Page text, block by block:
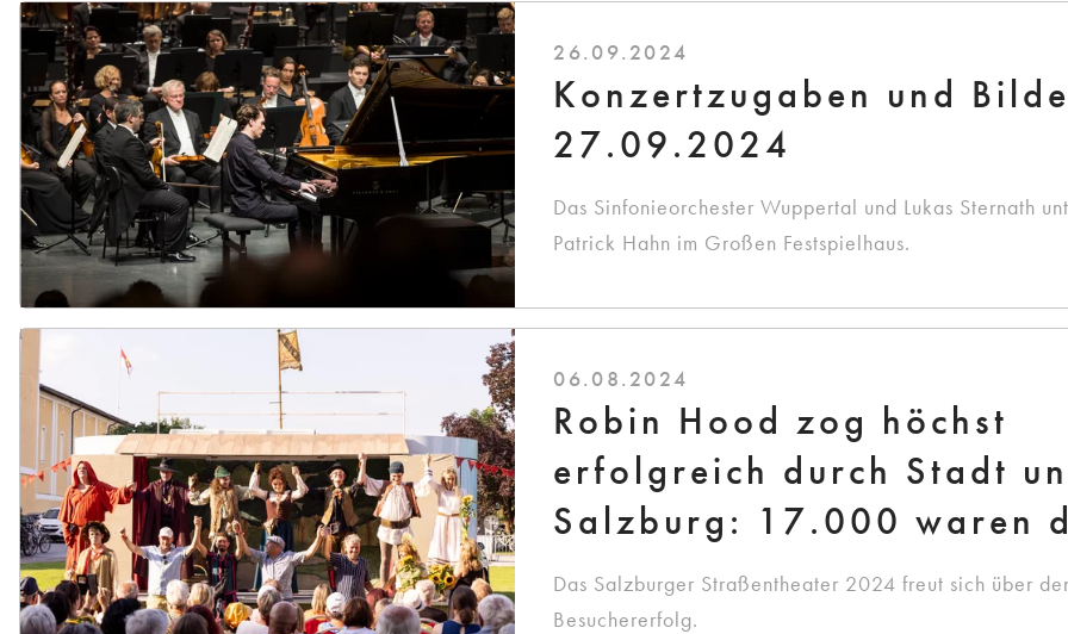
26.09.2024
Konzertzugaben und
27.09.2024
Das Sinfonieorchester Wuppertal und Lukas Sternath
Patrick Hahn im Großen Festspielhaus.
06.08.2024
Robin Hood zog höchst
erfolgreich durch Stadt
Salzburg: 17.000 waren
Das Salzburger Straßentheater 2024 freut sich über
Besuchererfolg.